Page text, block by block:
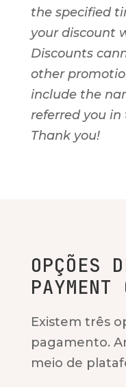
the specified
your discount
Discounts
other
include the
referred you
Thank you!
OPÇÕES
PAYMENT
Existem três
pagamento.
meio de